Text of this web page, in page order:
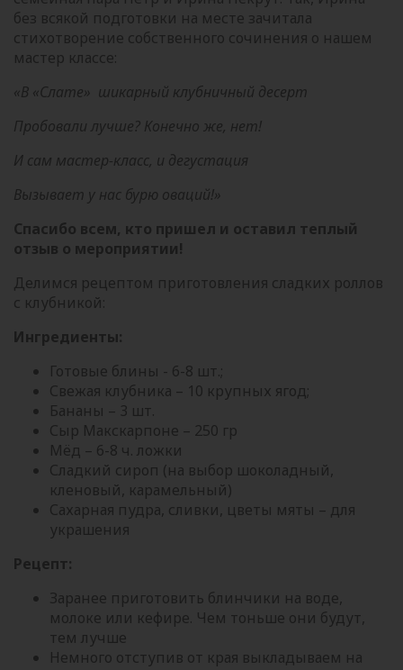
без всякой подготовки на месте зачитала
стихотворение собственного сочинения о нашем
мастер классе:
«В «Слате» шикарный клубничный десерт
Пробовали лучше? Конечно же, нет!
И сам мастер-класс, и дегустация
Вызывает у нас бурю оваций!»
Спасибо всем, кто пришел и оставил теплый
отзыв о мероприятии!
Делимся рецептом приготовления сладких роллов
с клубникой:
Ингредиенты:
Готовые блины - 6-8 шт.;
Свежая клубника – 10 крупных ягод;
Бананы – 3 шт.
Сыр Макскарпоне – 250 гр
Мёд – 6-8 ч. ложки
Сладкий сироп (на выбор шоколадный,
кленовый, карамельный)
Сахарная пудра, сливки, цветы мяты – для
украшения
Рецепт:
Заранее приготовить блинчики на воде,
молоке или кефире. Чем тоньше они будут,
тем лучше
Немного отступив от края выкладываем на